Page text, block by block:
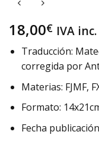
18,00€ IVA inc.
Traducción:
corregida por
Materias: FJMF,
Formato:
Fecha